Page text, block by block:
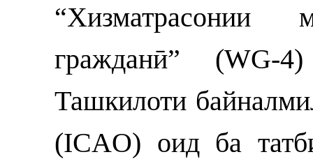
“Хизматрасонии
гражданӣ” (WG-
Ташкилоти
(ICAO) оид ба